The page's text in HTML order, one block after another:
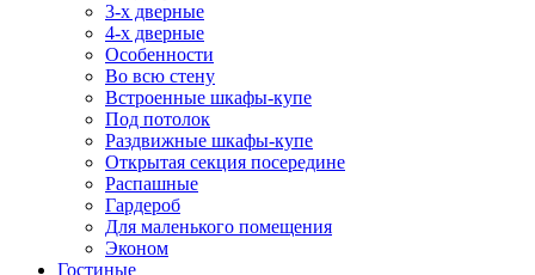
3-х дверные
4-х дверные
Особенности
Во всю стену
Встроенные шкафы-купе
Под потолок
Раздвижные шкафы-купе
Открытая секция посередине
Распашные
Гардероб
Для маленького помещения
Эконом
Гостиные